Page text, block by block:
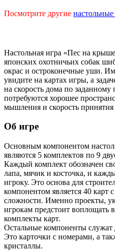
Посмотрите другие
Настольная игра «Пес на
японских охотничьих собак
окрас и остроконечные уши.
увидите на картах игры, а
на скорость дома по
потребуются хорошее
мышления и скорость
Об игре
Основным компонентом
являются 5 комплектов по 9
Каждый комплект обозначен
лапа, мячик и косточка, и
игроку. Это основа для
компонентом является 40 карт
сложности. Именно проекты,
игрокам предстоит воплощать
комплекты карт.
Остальные компоненты служат
Это карточки с номерами, а
кристаллы.